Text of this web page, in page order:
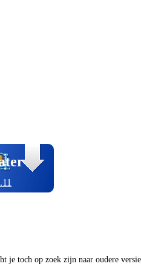
je toch op zoek zijn naar oudere